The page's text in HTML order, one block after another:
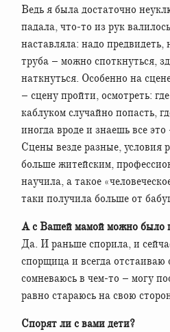
Ведь я была достаточно
падала, что-то из рук
наставляла: надо предвидеть,
труба – можно споткнуться,
наткнуться. Особенно на
– сцену пройти, осмотреть:
каблуком случайно попасть,
иногда вроде и знаешь все
Сцены везде разные, условия
больше житейским,
научила, а такое
таки получила больше от
А с Вашей мамой можно было
Да. И раньше спорила, и
спорщица и всегда отстаиваю
сомневаюсь в чем-то – могу
равно стараюсь на свою
Спорят ли с вами дети?